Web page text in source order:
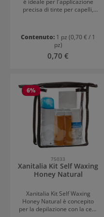
è ideale per l'applicazione
precisa di tinte per capelli,
presa a punta facilita la
separazione dei capelli.
Contenuto: 1 pz (0,70 € / 1
pz)
Prezzo normale:
0,70 €
6%
75033
Xanitalia Kit Self Waxing
Honey Natural
Xanitalia Kit Self Waxing
Honey Natural è concepito
per la depilazione con la cera